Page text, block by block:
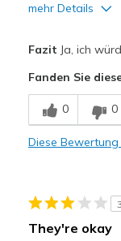
mehr Details
Comfortable
Durable
Work (standing
Fazit Ja, ich
Fanden Sie
0 0
Diese Bewertung
3
They're okay